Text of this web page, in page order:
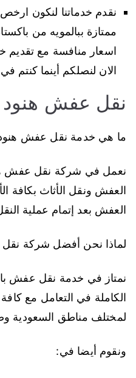
نقدم خدماتنا لنكون
ممتازة ببالمويه من
اسعار منافسة مع تقديم
الان لنصلكم أينما كنتم في
نقل عفش هنود
ما هي خدمة نقل عفش هنود
نعمل في شركة نقل عفش
العفش ونقل الأثاث بكافة
العفش بعد إتمام عملية
لماذا نحن أفضل شركة
نمتاز في خدمة نقل عفش
الكاملة في التعامل مع كافة
لمختلف مناطق السعودية
ونقوم أيضا في: